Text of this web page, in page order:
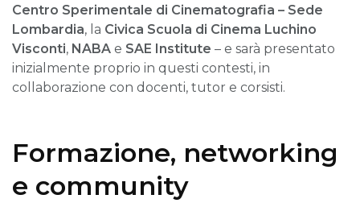
Centro Sperimentale di Cinematografia – Sede
Lombardia, la Civica Scuola di Cinema Luchino
Visconti, NABA e SAE Institute – e sarà presentato
inizialmente proprio in questi contesti, in
collaborazione con docenti, tutor e corsisti.
Formazione, networking
e community